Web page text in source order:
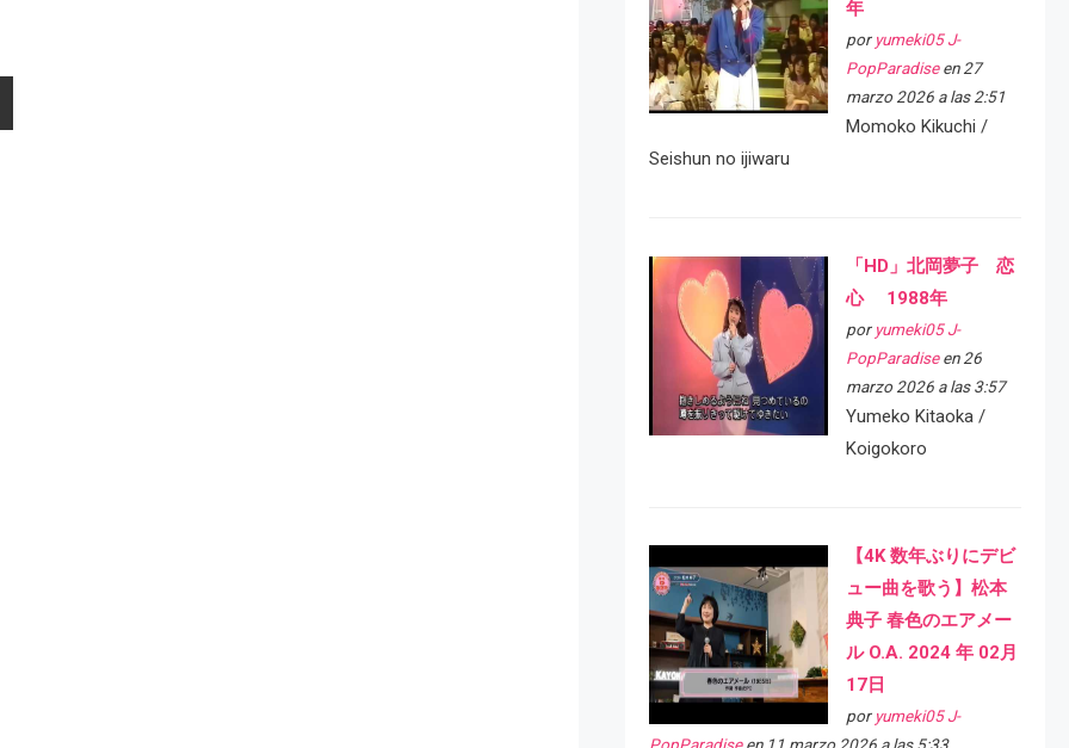
年
por yumeki05 J-
PopParadiseen 27
marzo 2026 a las 2:51
Momoko Kikuchi /
Seishun no ijiwaru
「HD」北岡夢子 恋
心 1988年
por yumeki05 J-
PopParadiseen 26
marzo 2026 a las 3:57
Yumeko Kitaoka /
Koigokoro
【4K 数年ぶりにデビ
ュー曲を歌う】松本
典子 春色のエアメー
ル O.A. 2024 年 02月
17日
por yumeki05 J-
PopParadiseen 11 marzo 2026 a las 5:33